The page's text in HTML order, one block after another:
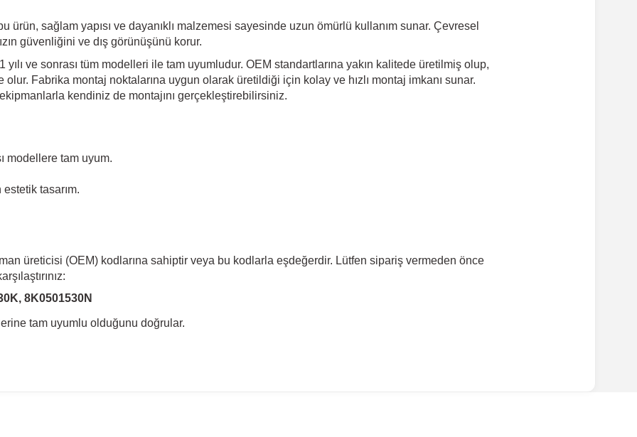
sağlam yapısı ve dayanıklı malzemesi sayesinde uzun ömürlü kullanım sunar. Çevresel
güvenliğini ve dış görünüşünü korur.
yılı ve sonrası tüm modelleri ile tam uyumludur. OEM standartlarına yakın kalitede üretilmiş olup,
olur. Fabrika montaj noktalarına uygun olarak üretildiği için kolay ve hızlı montaj imkanı sunar.
kendiniz de montajını gerçekleştirebilirsiniz.
modellere tam uyum.
tasarım.
üreticisi (OEM) kodlarına sahiptir veya bu kodlarla eşdeğerdir. Lütfen sipariş vermeden önce
8K0501530N
tam uyumlu olduğunu doğrular.